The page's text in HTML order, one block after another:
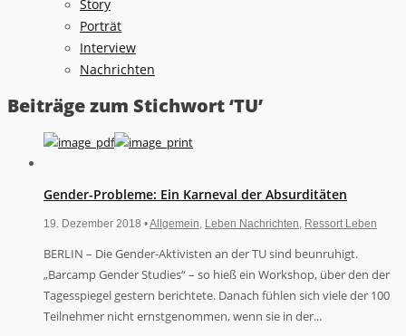
Story
Porträt
Interview
Nachrichten
Beiträge zum Stichwort ‘TU’
Gender-Probleme: Ein Karneval der Absurditäten
19. Dezember 2018 •Allgemein Leben Nachrichten Ressort Leben
BERLIN – Die Gender-Aktivisten an der TU sind beunruhigt.
„Barcamp Gender Studies“ – so hieß ein Workshop, über den der
Tagesspiegel gestern berichtete. Danach fühlen sich viele der 100
Teilnehmer nicht ernstgenommen, wenn sie in der...